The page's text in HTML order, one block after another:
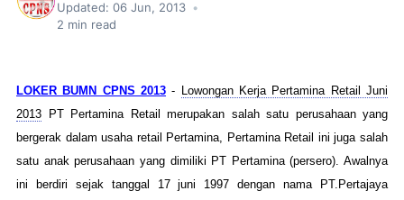
Updated: 06 Jun, 2013 •
2 min read
LOKER BUMN CPNS 2013 - Lowongan Kerja Pertamina Retail Juni
2013 PT Pertamina Retail merupakan salah satu perusahaan yang
bergerak dalam usaha retail Pertamina, Pertamina Retail ini juga salah
satu anak perusahaan yang dimiliki PT Pertamina (persero). Awalnya
ini berdiri sejak tanggal 17 juni 1997 dengan nama PT.Pertajaya